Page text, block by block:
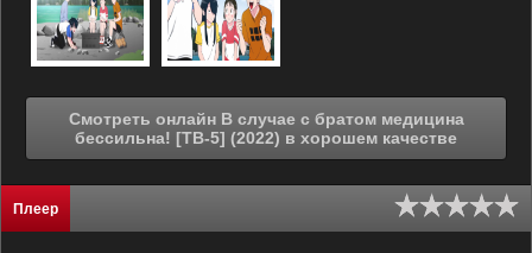
Смотреть онлайн В случае с братом медицина
бессильна! [ТВ-5] (2022) в хорошем качестве
Плеер